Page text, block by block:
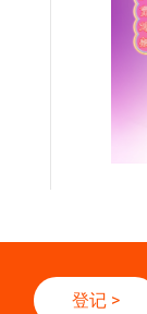
登记>